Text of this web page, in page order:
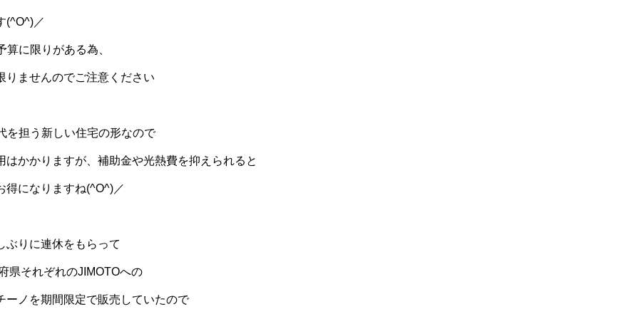
(^O^)／
に限りがある為、
りませんのでご注意ください
を担う新しい住宅の形なので
はかかりますが、補助金や光熱費を抑えられると
得になりますね(^O^)／
ぶりに連休をもらって
県それぞれのJIMOTOへの
ーノを期間限定で販売していたので